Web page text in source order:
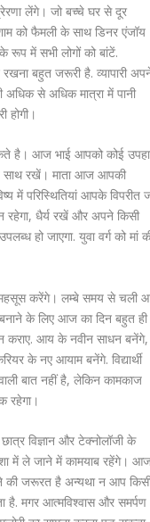
लेंगे। जो बच्चे घर से दूर
को फैमली के साथ डिनर एंजॉय
रूप में सभी लोगों को बांटें.
बहुत जरूरी है. व्यापारी
अधिक से अधिक मात्रा में पानी
होगी।
है। आज भाई आपको कोई
साथ रखें। माता आज आपकी
में परिस्थितियां आपके विपरीत
रहेगा, धैर्य रखें और अपने किसी
हो जाएगा. युवा वर्ग को मां
महसूस करेंगे। लम्बे समय से चली
के लिए आज का दिन बहुत ही
कराए. आय के नवीन साधन बनेंगे,
के नए आयाम बनेंगे. विद्यार्थी
बात नहीं है, लेकिन कामकाज
रहेगा।
विज्ञान और टेक्नोलॉजी के
में ले जाने में कामयाब रहेंगे।
की जरूरत है अन्यथा न आप
है. मगर आत्मविश्वास और समर्पण